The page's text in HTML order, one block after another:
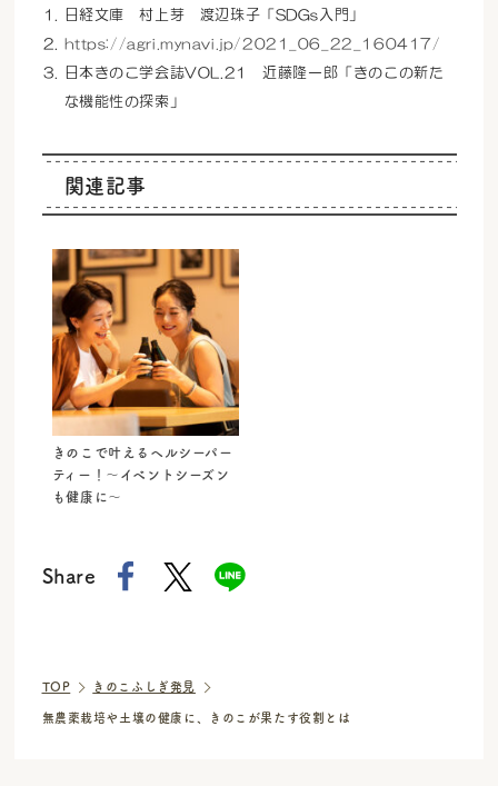
日経文庫 村上芽 渡辺珠子「SDGs入門」
https://agri.mynavi.jp/2021_06_22_160417/
日本きのこ学会誌VOL.21 近藤隆一郎「きのこの新た
な機能性の探索」
関連記事
きのこで叶えるヘルシーパー
ティー！〜イベントシーズン
も健康に〜
Share
TOP
きのこふしぎ発見
無農薬栽培や土壌の健康に、きのこが果たす役割とは